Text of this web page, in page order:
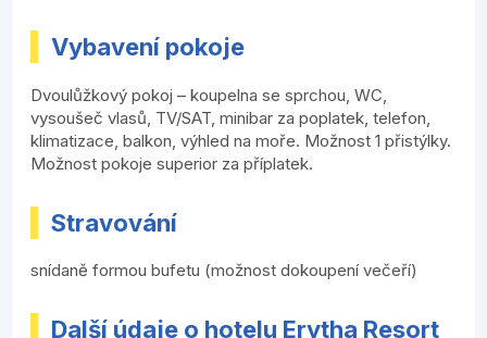
Vybavení pokoje
Dvoulůžkový pokoj – koupelna se sprchou, WC,
vysoušeč vlasů, TV/SAT, minibar za poplatek, telefon,
klimatizace, balkon, výhled na moře. Možnost 1 přistýlky.
Možnost pokoje superior za příplatek.
Stravování
snídaně formou bufetu (možnost dokoupení večeří)
Další údaje o hotelu Erytha Resort